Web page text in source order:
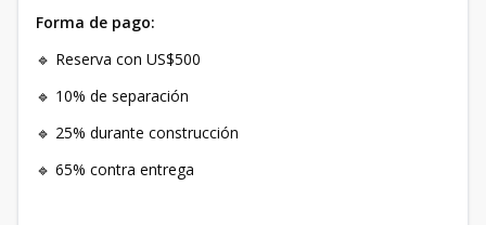
Forma de pago:
🔹 Reserva con US$500
🔹 10% de separación
🔹 25% durante construcción
🔹 65% contra entrega